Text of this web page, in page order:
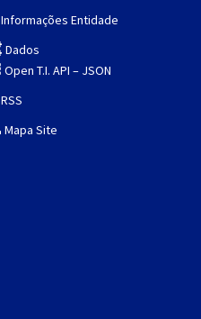
Informações Entidade
Dados
Open T.I. API – JSON
RSS
Mapa Site